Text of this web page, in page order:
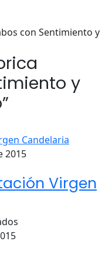
con Sentimiento y
y
2015
Virgen